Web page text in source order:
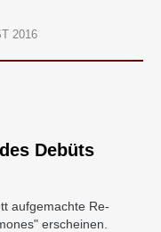
2016
Debüts
aufgemachte Re-
erscheinen.